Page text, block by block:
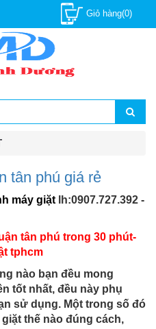
Giỏ hàng(0)
tân phú giá rẻ
máy giặt lh:0907.727.392 -
tân phú trong 30 phút-
tphcm
nào bạn đều mong
tốt nhất, đều này phụ
sử dụng. Một trong số đó
thế nào đúng cách,